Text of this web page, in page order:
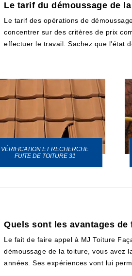
Le tarif du démoussage de
Le tarif des opérations de
concentrer sur des critères de prix
effectuer le travail. Sachez que l'état
VÉRIFICATION ET RECHERCHE
FUITE DE TOITURE 31
Quels sont les avantages
Le fait de faire appel à MJ Toiture
démoussage de la toiture, vous avez
années. Ses expériences vont lui